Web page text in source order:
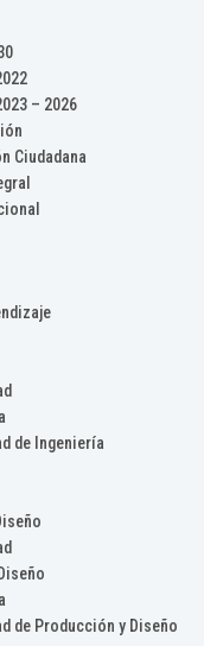
– 2026
Ciudadana
de Ingeniería
de Producción y Diseño